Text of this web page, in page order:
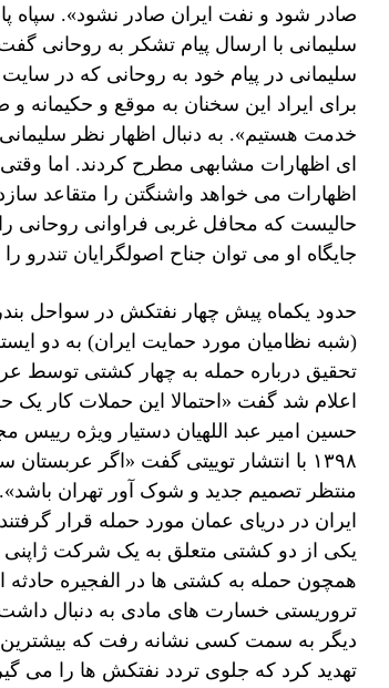
صادر شود و نفت ایران صادر نشود». سپاه
سلیمانی با ارسال پیام تشکر به
سلیمانی در پیام خود به روحانی که در
برای ایراد این سخنان به موقع و
خدمت هستیم». به دنبال اظهار نظر
ای اظهارات مشابهی مطرح کردند. اما
اظهارات می خواهد واشنگتن را متقاعد
حالیست که محافل غربی فراوانی روحانی را
جایگاه او می توان جناح اصولگرایان تندرو
حدود یکماه پیش چهار نفتکش در سواحل
(شبه نظامیان مورد حمایت ایران) به دو
تحقیق درباره حمله به چهار کشتی توسط
اعلام شد گفت «احتمالا این حملات کار
۱۳۹۸ با انتشار توییتی گفت «اگر
ایران در دریای عمان مورد حمله قرار
یکی از دو کشتی متعلق به یک شرکت ژاپنی
همچون حمله به کشتی ها در الفجیره حادثه
تروریستی خسارت های مادی به دنبال
دیگر به سمت کسی نشانه رفت که بیشترین
تهدید کرد که جلوی تردد نفتکش ها را می